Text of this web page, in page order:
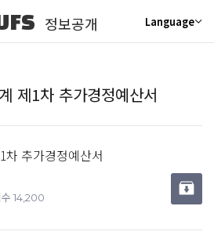
정보공개 Language
제1차 추가경정예산서
차 추가경정예산서
14,200